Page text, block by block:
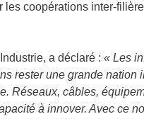
coopérations inter-
a déclaré : « Les
rester une grande nation
Réseaux, câbles,
à innover. Avec ce